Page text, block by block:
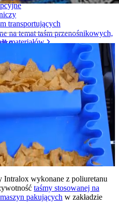
na temat taśm przenośnikowych,
transportujących
materiałów
elektrycznych
wykonane z poliuretanu
taśmy stosowanej na
pakujących w zakładzie